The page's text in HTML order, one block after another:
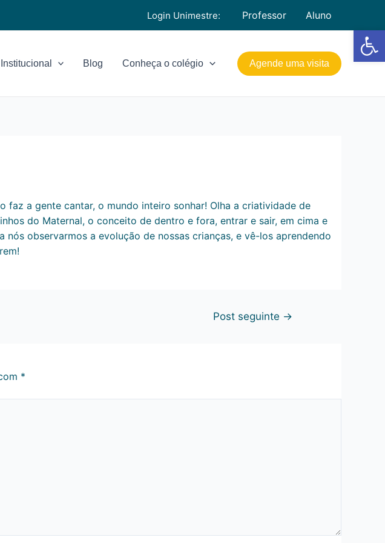
Login Unimestre: Professor Aluno
Institucional Blog Conheça o colégio Agende uma visita
faz a gente cantar, o mundo inteiro sonhar! Olha a criatividade de
do Maternal, o conceito de dentro e fora, entrar e sair, em cima e
observarmos a evolução de nossas crianças, e vê-los aprendendo
Post seguinte →
*
Barra de